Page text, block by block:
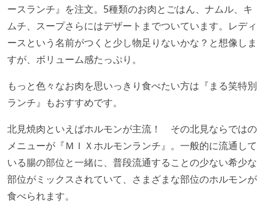
ースランチ』を注文。5種類のお肉とごはん、ナムル、キ
ムチ、スープさらにはデザートまでついています。レディ
ースという名前がつくと少し物足りないかな？と想像しま
すが、ボリューム感たっぷり。
もっと色々なお肉を思いっきり食べたい方は『まる笑特別
ランチ』もおすすめです。
北見焼肉といえばホルモンが主流！ その北見ならではの
メニューが『ＭＩＸホルモンランチ』。一般的に流通して
いる腸の部位と一緒に、普段流通することの少ない希少な
部位がミックスされていて、さまざまな部位のホルモンが
食べられます。